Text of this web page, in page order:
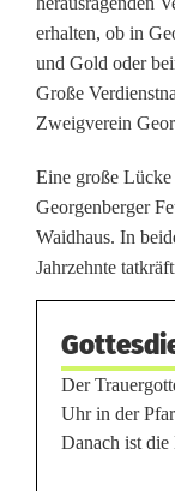
e
b
e
n
Z
e
i
erhalten, ob in
und Gold oder
Große
Zweigverein
Eine große Lücke
Georgenberger
Waidhaus. In
Jahrzehnte
Der
Uhr in der
Danach ist die